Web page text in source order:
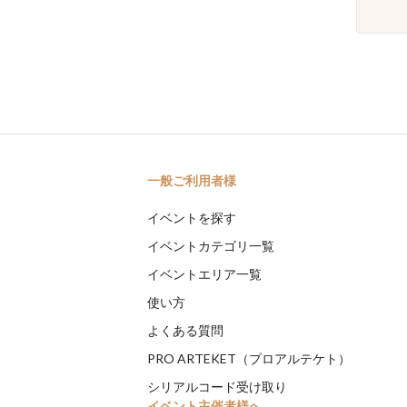
一般ご利用者様
イベントを探す
イベントカテゴリ一覧
イベントエリア一覧
使い方
よくある質問
PRO ARTEKET（プロアルテケト）
シリアルコード受け取り